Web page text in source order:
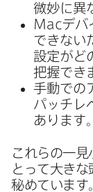
微妙に​異
Macデバ
できない
設定が​ど
把握でき
手動での​
パッチレ
あります。
これらの​一見​
とって​大き
秘めています